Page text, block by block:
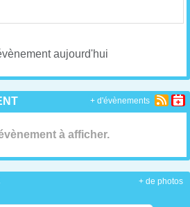
aujourd'hui
à afficher.
+ d'évènements
+ de photos